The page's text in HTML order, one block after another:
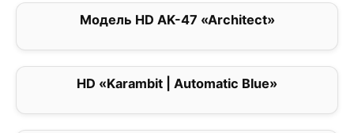
Модель HD AK-47 «Architect»
HD «Karambit | Automatic Blue»